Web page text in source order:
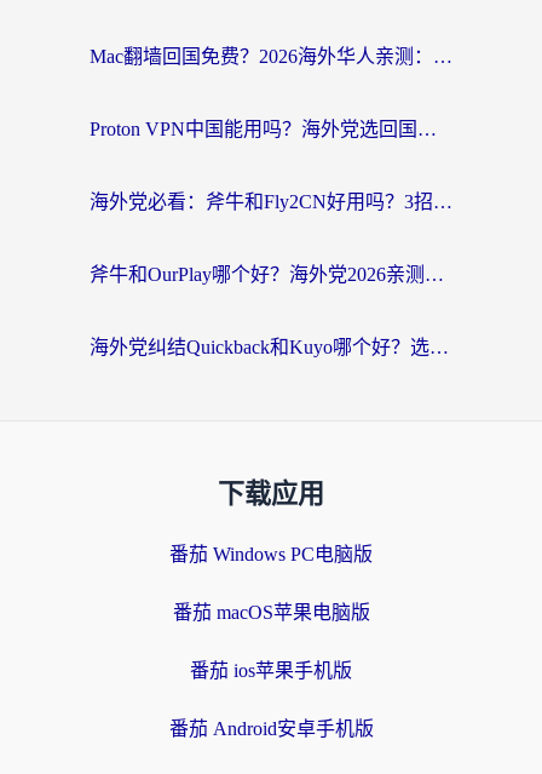
Mac翻墙回国免费？2026海外华人亲测：从CCTV5直播到国内APP，这样选加速器才靠谱
Proton VPN中国能用吗？海外党选回国加速器的避坑指南（附番茄加速器实测）
海外党必看：斧牛和Fly2CN好用吗？3招教你选对回国加速器（附免费试用攻略）
斧牛和OurPlay哪个好？海外党2026亲测：选对加速器，国内资源秒加载
海外党纠结Quickback和Kuyo哪个好？选对回国加速器才能无缝刷国内资源
下载应用
番茄 Windows PC电脑版
番茄 macOS苹果电脑版
番茄 ios苹果手机版
番茄 Android安卓手机版